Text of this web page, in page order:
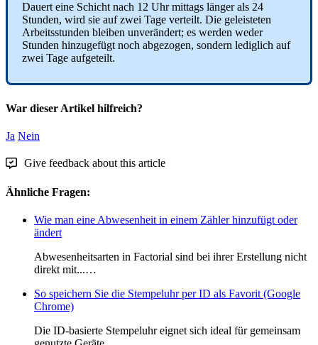
Dauert eine Schicht nach 12 Uhr mittags länger als 24
Stunden, wird sie auf zwei Tage verteilt. Die geleisteten
Arbeitsstunden bleiben unverändert; es werden weder
Stunden hinzugefügt noch abgezogen, sondern lediglich auf
zwei Tage aufgeteilt.
War dieser Artikel hilfreich?
Ja Nein
Give feedback about this article
Ähnliche Fragen:
Wie man eine Abwesenheit in einem Zähler hinzufügt oder
ändert
Abwesenheitsarten in Factorial sind bei ihrer Erstellung nicht
direkt mit...…
So speichern Sie die Stempeluhr per ID als Favorit (Google
Chrome)
Die ID-basierte Stempeluhr eignet sich ideal für gemeinsam